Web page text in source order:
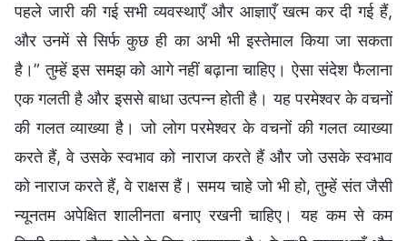
पहले जारी की गई सभी व्यवस्थाएँ और आज्ञाएँ खत्म कर दी गई हैं,
और उनमें से सिर्फ कुछ ही का अभी भी इस्तेमाल किया जा सकता
है।” तुम्हें इस समझ को आगे नहीं बढ़ाना चाहिए। ऐसा संदेश फैलाना
एक गलती है और इससे बाधा उत्पन्न होती है। यह परमेश्वर के वचनों
की गलत व्याख्या है। जो लोग परमेश्वर के वचनों की गलत व्याख्या
करते हैं, वे उसके स्वभाव को नाराज करते हैं और जो उसके स्वभाव
को नाराज करते हैं, वे राक्षस हैं। समय चाहे जो भी हो, तुम्हें संत जैसी
न्यूनतम अपेक्षित शालीनता बनाए रखनी चाहिए। यह कम से कम